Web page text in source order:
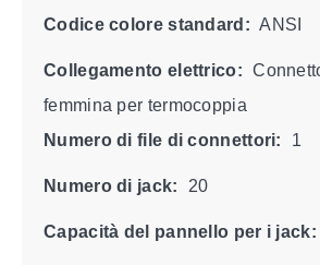
Codice colore standard: ANSI
Collegamento elettrico:
femmina per termocoppia
Numero di file di connettori:
1
Numero di jack: 20
Capacità del pannello per i jack: